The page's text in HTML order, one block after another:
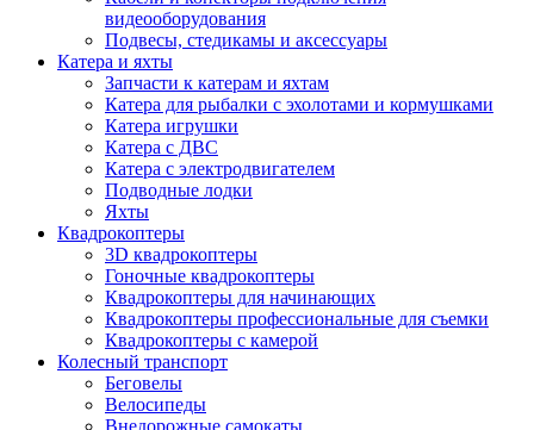
видеооборудования
Подвесы, стедикамы и аксессуары
Катера и яхты
Запчасти к катерам и яхтам
Катера для рыбалки с эхолотами и кормушками
Катера игрушки
Катера с ДВС
Катера с электродвигателем
Подводные лодки
Яхты
Квадрокоптеры
3D квадрокоптеры
Гоночные квадрокоптеры
Квадрокоптеры для начинающих
Квадрокоптеры профессиональные для съемки
Квадрокоптеры с камерой
Колесный транспорт
Беговелы
Велосипеды
Внедорожные самокаты